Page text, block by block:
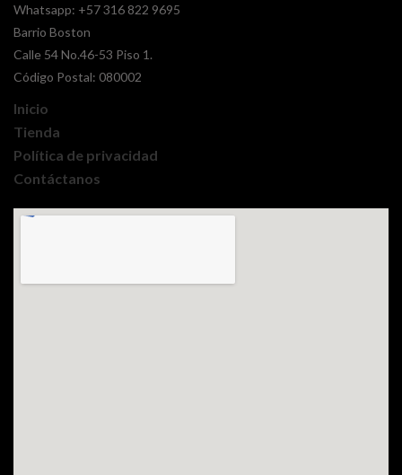
Whatsapp: +57 316 822 9695
Barrio Boston
Calle 54 No.46-53 Piso 1.
Código Postal: 080002
Inicio
Tienda
Política de privacidad
Contáctanos